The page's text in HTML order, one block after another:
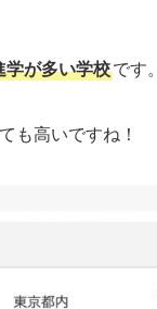
学が多い学校です。
も高いですね！